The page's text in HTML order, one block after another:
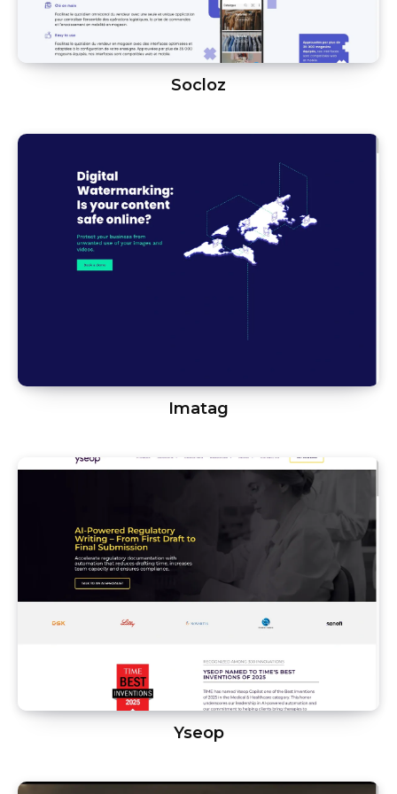
Socloz
Imatag
Yseop